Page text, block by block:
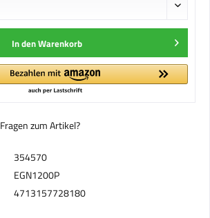
In denWarenkorb
Fragen zum Artikel?
354570
EGN1200P
4713157728180